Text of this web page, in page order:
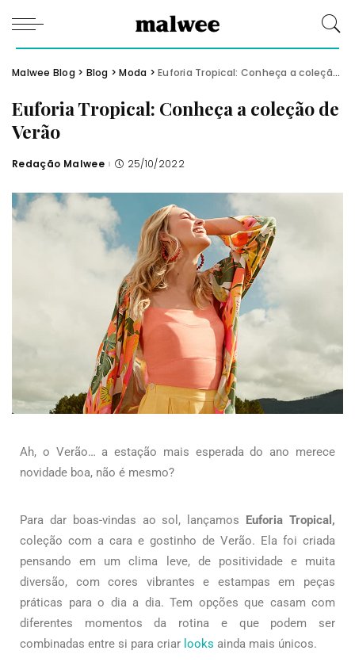
Malwee Blog > Blog >Moda >Euforia Tropical: Conheça a coleção de Verão
Euforia Tropical: Conheça a coleção de
Verão
Redação Malwee 25/10/2022
Ah, o Verão… a estação mais esperada do ano merece
novidade boa, não é mesmo?
Para dar boas-vindas ao sol, lançamos Euforia Tropical,
coleção com a cara e gostinho de Verão. Ela foi criada
pensando em um clima leve, de positividade e muita
diversão, comcores vibrantes e estampas em peças
práticas para o dia a dia. Tem opções que casam com
diferentes momentos da rotina e que podem ser
combinadas entre si para criar looks ainda mais únicos.